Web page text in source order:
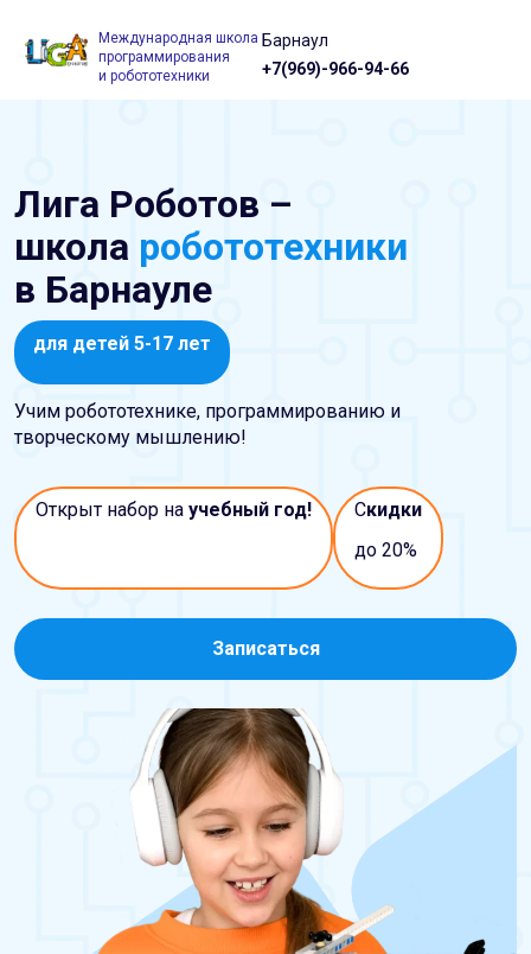
Международная школа
программирования
и робототехники
Барнаул
+7(969)-966-94-66
Лига Роботов –
школа робототехники
в Барнауле
для детей 5-17 лет
Учим робототехнике, программированию и
творческому мышлению!
Открыт набор на учебный год! Скидки
до 20%
Записаться